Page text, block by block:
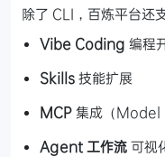
除了 CLI，百炼平台还
Vibe Coding 编程
Skills 技能扩展
MCP 集成（Model
Agent 工作流 可视